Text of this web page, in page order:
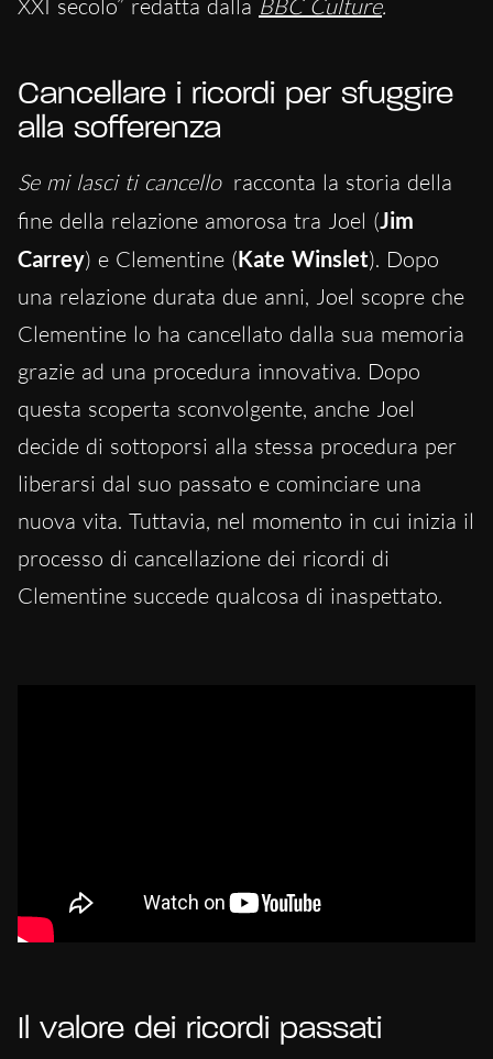
XXI secolo” redatta dalla BBC Culture.
Cancellare i ricordi per sfuggire
alla sofferenza
Se mi lasci ti cancello racconta la storia della
fine della relazione amorosa tra Joel (Jim
Carrey) e Clementine (Kate Winslet). Dopo
una relazione durata due anni, Joel scopre che
Clementine lo ha cancellato dalla sua memoria
grazie ad una procedura innovativa. Dopo
questa scoperta sconvolgente, anche Joel
decide di sottoporsi alla stessa procedura per
liberarsi dal suo passato e cominciare una
nuova vita. Tuttavia, nel momento in cui inizia il
processo di cancellazione dei ricordi di
Clementine succede qualcosa di inaspettato.
Il valore dei ricordi passati